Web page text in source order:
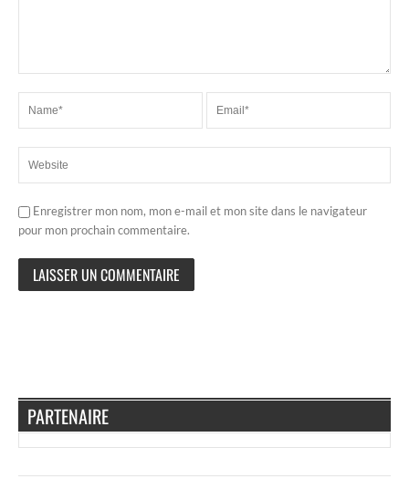
Enregistrer mon nom, mon e-mail et mon site dans le navigateur
pour mon prochain commentaire.
PARTENAIRE